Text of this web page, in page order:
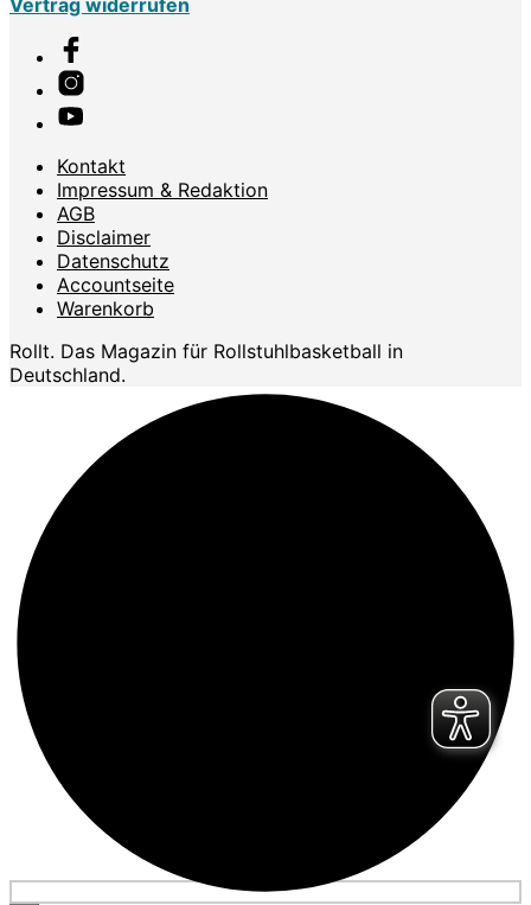
Kontakt
Impressum & Redaktion
AGB
Disclaimer
Datenschutz
Accountseite
Warenkorb
Rollt. Das Magazin für Rollstuhlbasketball in
Deutschland.